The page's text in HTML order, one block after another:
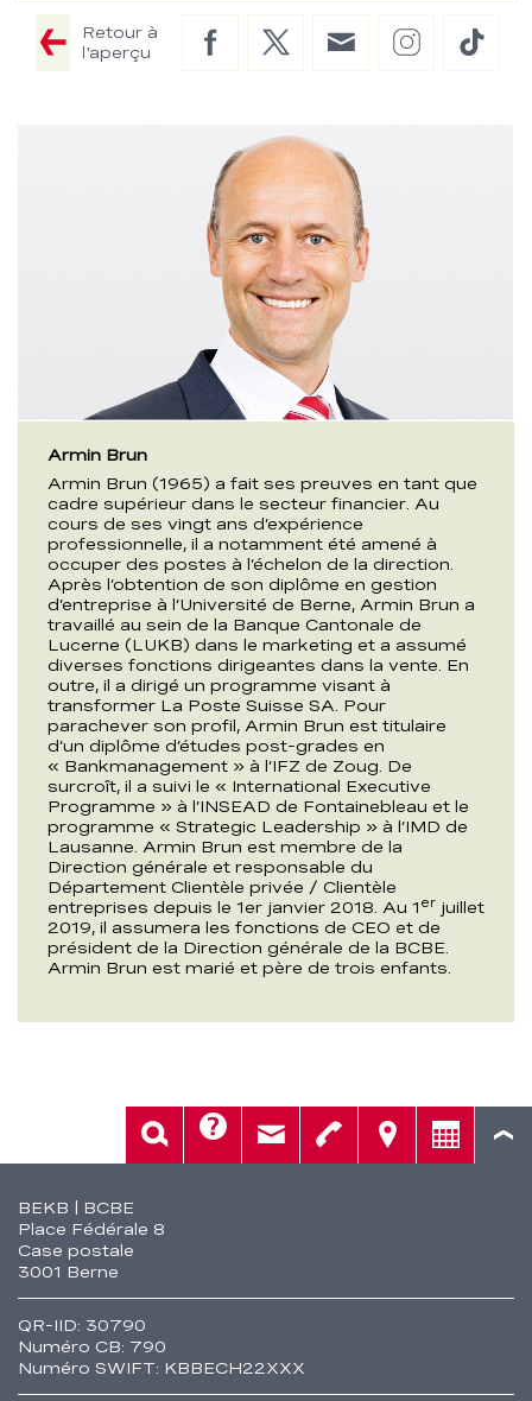
Armin Brun
Armin Brun (1965) a fait ses preuves en tant que
cadre supérieur dans le secteur financier. Au
cours de ses vingt ans d’expérience
professionnelle, il a notamment été amené à
occuper des postes à l’échelon de la direction.
Après l’obtention de son diplôme en gestion
d’entreprise à l’Université de Berne, Armin Brun a
travaillé au sein de la Banque Cantonale de
Lucerne (LUKB) dans le marketing et a assumé
diverses fonctions dirigeantes dans la vente. En
outre, il a dirigé un programme visant à
transformer La Poste Suisse SA. Pour
parachever son profil, Armin Brun est titulaire
d’un diplôme d’études post-grades en
« Bankmanagement » à l’IFZ de Zoug. De
surcroît, il a suivi le « International Executive
Programme » à l’INSEAD de Fontainebleau et le
programme « Strategic Leadership » à l’IMD de
Lausanne. Armin Brun est membre de la
Direction générale et responsable du
Département Clientèle privée / Clientèle
entreprises depuis le 1er janvier 2018. Au 1 er juillet
2019, il assumera les fonctions de CEO et de
président de la Direction générale de la BCBE.
Armin Brun est marié et père de trois enfants.
Retour à
l'aperçu
FacebookTwitter
E-
Instagram
Fusszeile
BEKB | BCBE
Place Fédérale 8
Case postale
3001 Berne
QR-IID: 30790
Numéro CB: 790
Numéro SWIFT: KBBECH22XXX